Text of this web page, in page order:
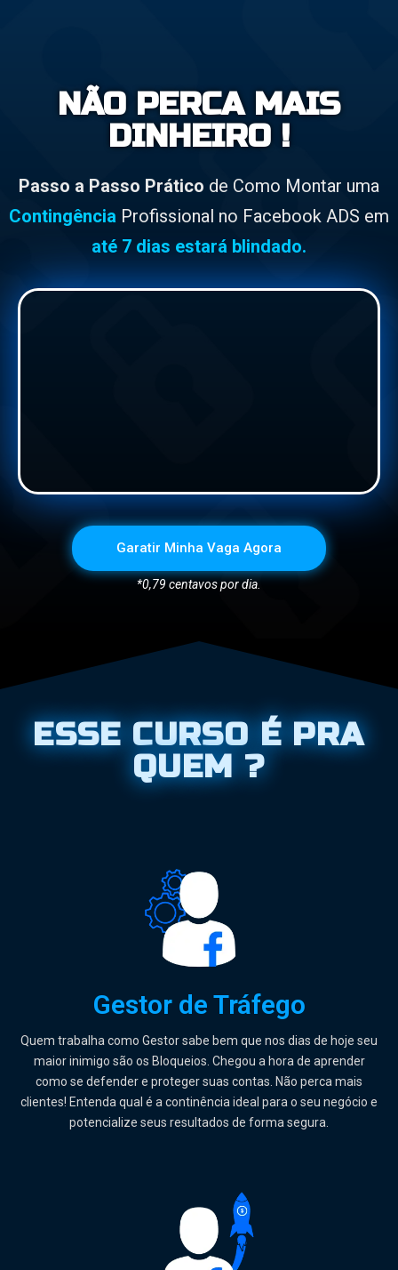
NÃO PERCA MAIS
DINHEIRO !
Passo a Passo Prático de Como Montar uma
Contingência Profissional no Facebook ADS em
até 7 dias estará blindado.
Garatir Minha Vaga Agora
*0,79 centavos por dia.
ESSE CURSO É PRA
QUEM ?
Gestor de Tráfego
Quem trabalha como Gestor sabe bem que nos dias de hoje seu
maior inimigo são os Bloqueios. Chegou a hora de aprender
como se defender e proteger suas contas. Não perca mais
clientes! Entenda qual é a continência ideal para o seu negócio e
potencialize seus resultados de forma segura.